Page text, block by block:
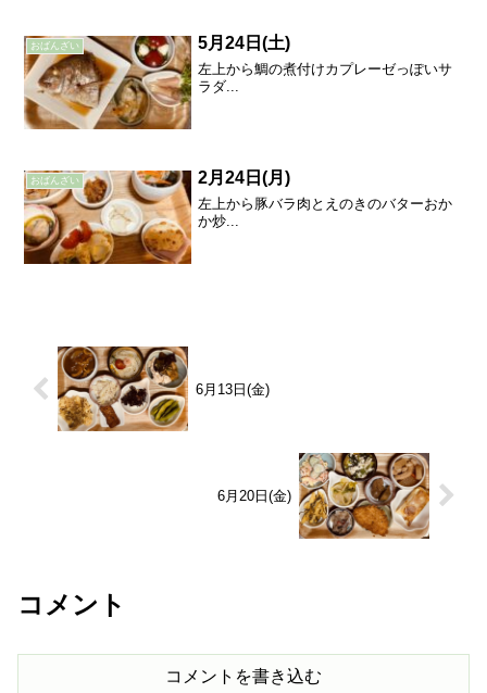
おばんざい 5月24日(土)
左上から鯛の煮付けカプレーゼっぽいサ
ラダ...
おばんざい 2月24日(月)
左上から豚バラ肉とえのきのバターおか
か炒...
6月13日(金)
6月20日(金)
コメント
コメントを書き込む